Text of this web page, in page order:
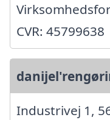
CVR: 45799638
Industrivej 1,